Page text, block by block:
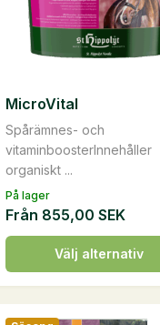
På lager
Spårämnes- och
vitaminboosterInnehåller
organiskt ...
MicroVital
Från 855,00 SEK
Välj alternativ
Den
här
produkten
har